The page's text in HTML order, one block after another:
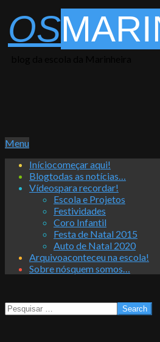
to
content
OS
Primary
Menu
Menu
Iníciocomeçar aqui!
Blogtodas as notícias…
Vídeospara recordar!
Escola e Projetos
Festividades
Coro Infantil
Festa de Natal 2015
Auto de Natal 2020
Arquivoaconteceu na escola!
Sobre nósquem somos…
Search